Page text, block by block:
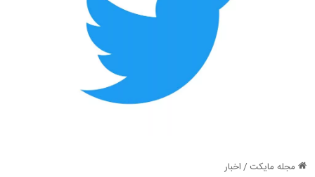
مجله مایکت /اخبار